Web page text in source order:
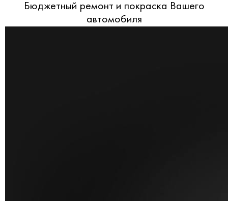
Бюджетный ремонт и покраска Вашего
автомобиля